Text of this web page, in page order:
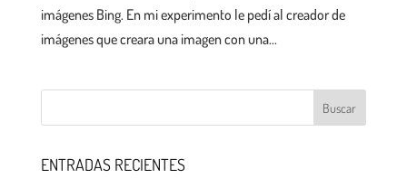
imágenes Bing. En mi experimento le pedí al creador de
imágenes que creara una imagen con una...
ENTRADAS RECIENTES